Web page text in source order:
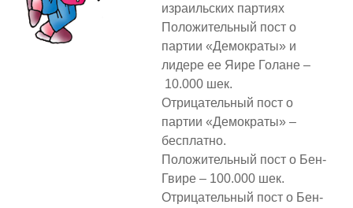
израильских партиях
Положительный пост о
партии «Демократы» и
лидере ее Яире Голане –
10.000 шек.
Отрицательный пост о
партии «Демократы» –
бесплатно.
Положительный пост о Бен-
Гвире – 100.000 шек.
Отрицательный пост о Бен-